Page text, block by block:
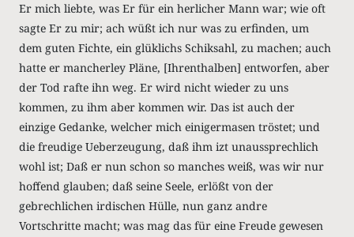
Er mich liebte, was Er für ein herlicher Mann war; wie oft
sagte Er zu mir; ach wüßt ich nur was zu erfinden, um
dem guten Fichte, ein glüklichs Schiksahl, zu machen; auch
hatte er mancherley Pläne, [Ihrenthalben] entworfen, aber
der Tod rafte ihn weg. Er wird nicht wieder zu uns
kommen, zu ihm aber kommen wir. Das ist auch der
einzige Gedanke, welcher mich einigermasen tröstet; und
die freudige Ueberzeugung, daß ihm izt unaussprechlich
wohl ist; Daß er nun schon so manches weiß, was wir nur
hoffend glauben; daß seine Seele, erlößt von der
gebrechlichen irdischen Hülle, nun ganz andre
Vortschritte macht; was mag das für eine Freude gewesen